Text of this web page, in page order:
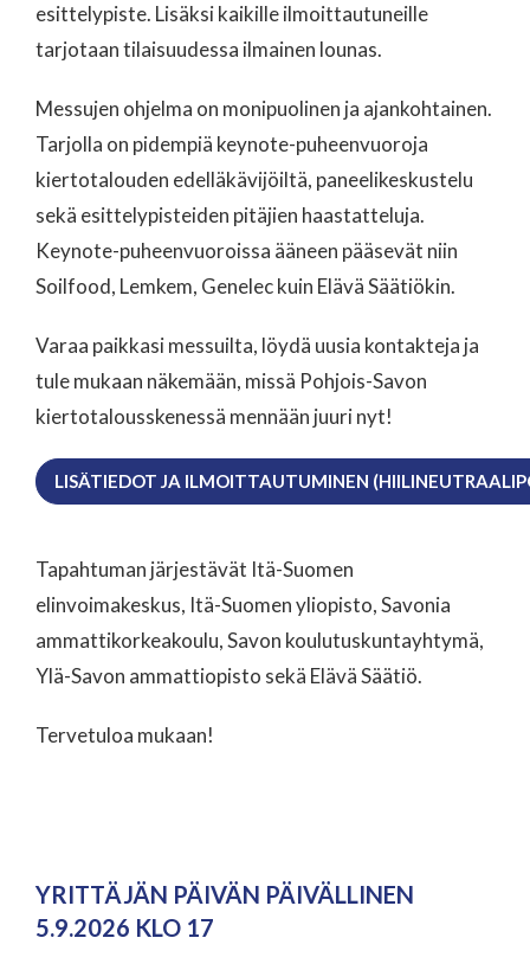
esittelypiste. Lisäksi kaikille ilmoittautuneille
tarjotaan tilaisuudessa ilmainen lounas.
Messujen ohjelma on monipuolinen ja ajankohtainen.
Tarjolla on pidempiä keynote-puheenvuoroja
kiertotalouden edelläkävijöiltä, paneelikeskustelu
sekä esittelypisteiden pitäjien haastatteluja.
Keynote-puheenvuoroissa ääneen pääsevät niin
Soilfood, Lemkem, Genelec kuin Elävä Säätiökin.
Varaa paikkasi messuilta, löydä uusia kontakteja ja
tule mukaan näkemään, missä Pohjois-Savon
kiertotalousskenessä mennään juuri nyt!
LISÄTIEDOT JA ILMOITTAUTUMINEN
Tapahtuman järjestävät Itä-Suomen
elinvoimakeskus, Itä-Suomen yliopisto, Savonia
ammattikorkeakoulu, Savon koulutuskuntayhtymä,
Ylä-Savon ammattiopisto sekä Elävä Säätiö.
Tervetuloa mukaan!
YRITTÄJÄN PÄIVÄN PÄIVÄLLINEN
5.9.2026 KLO 17